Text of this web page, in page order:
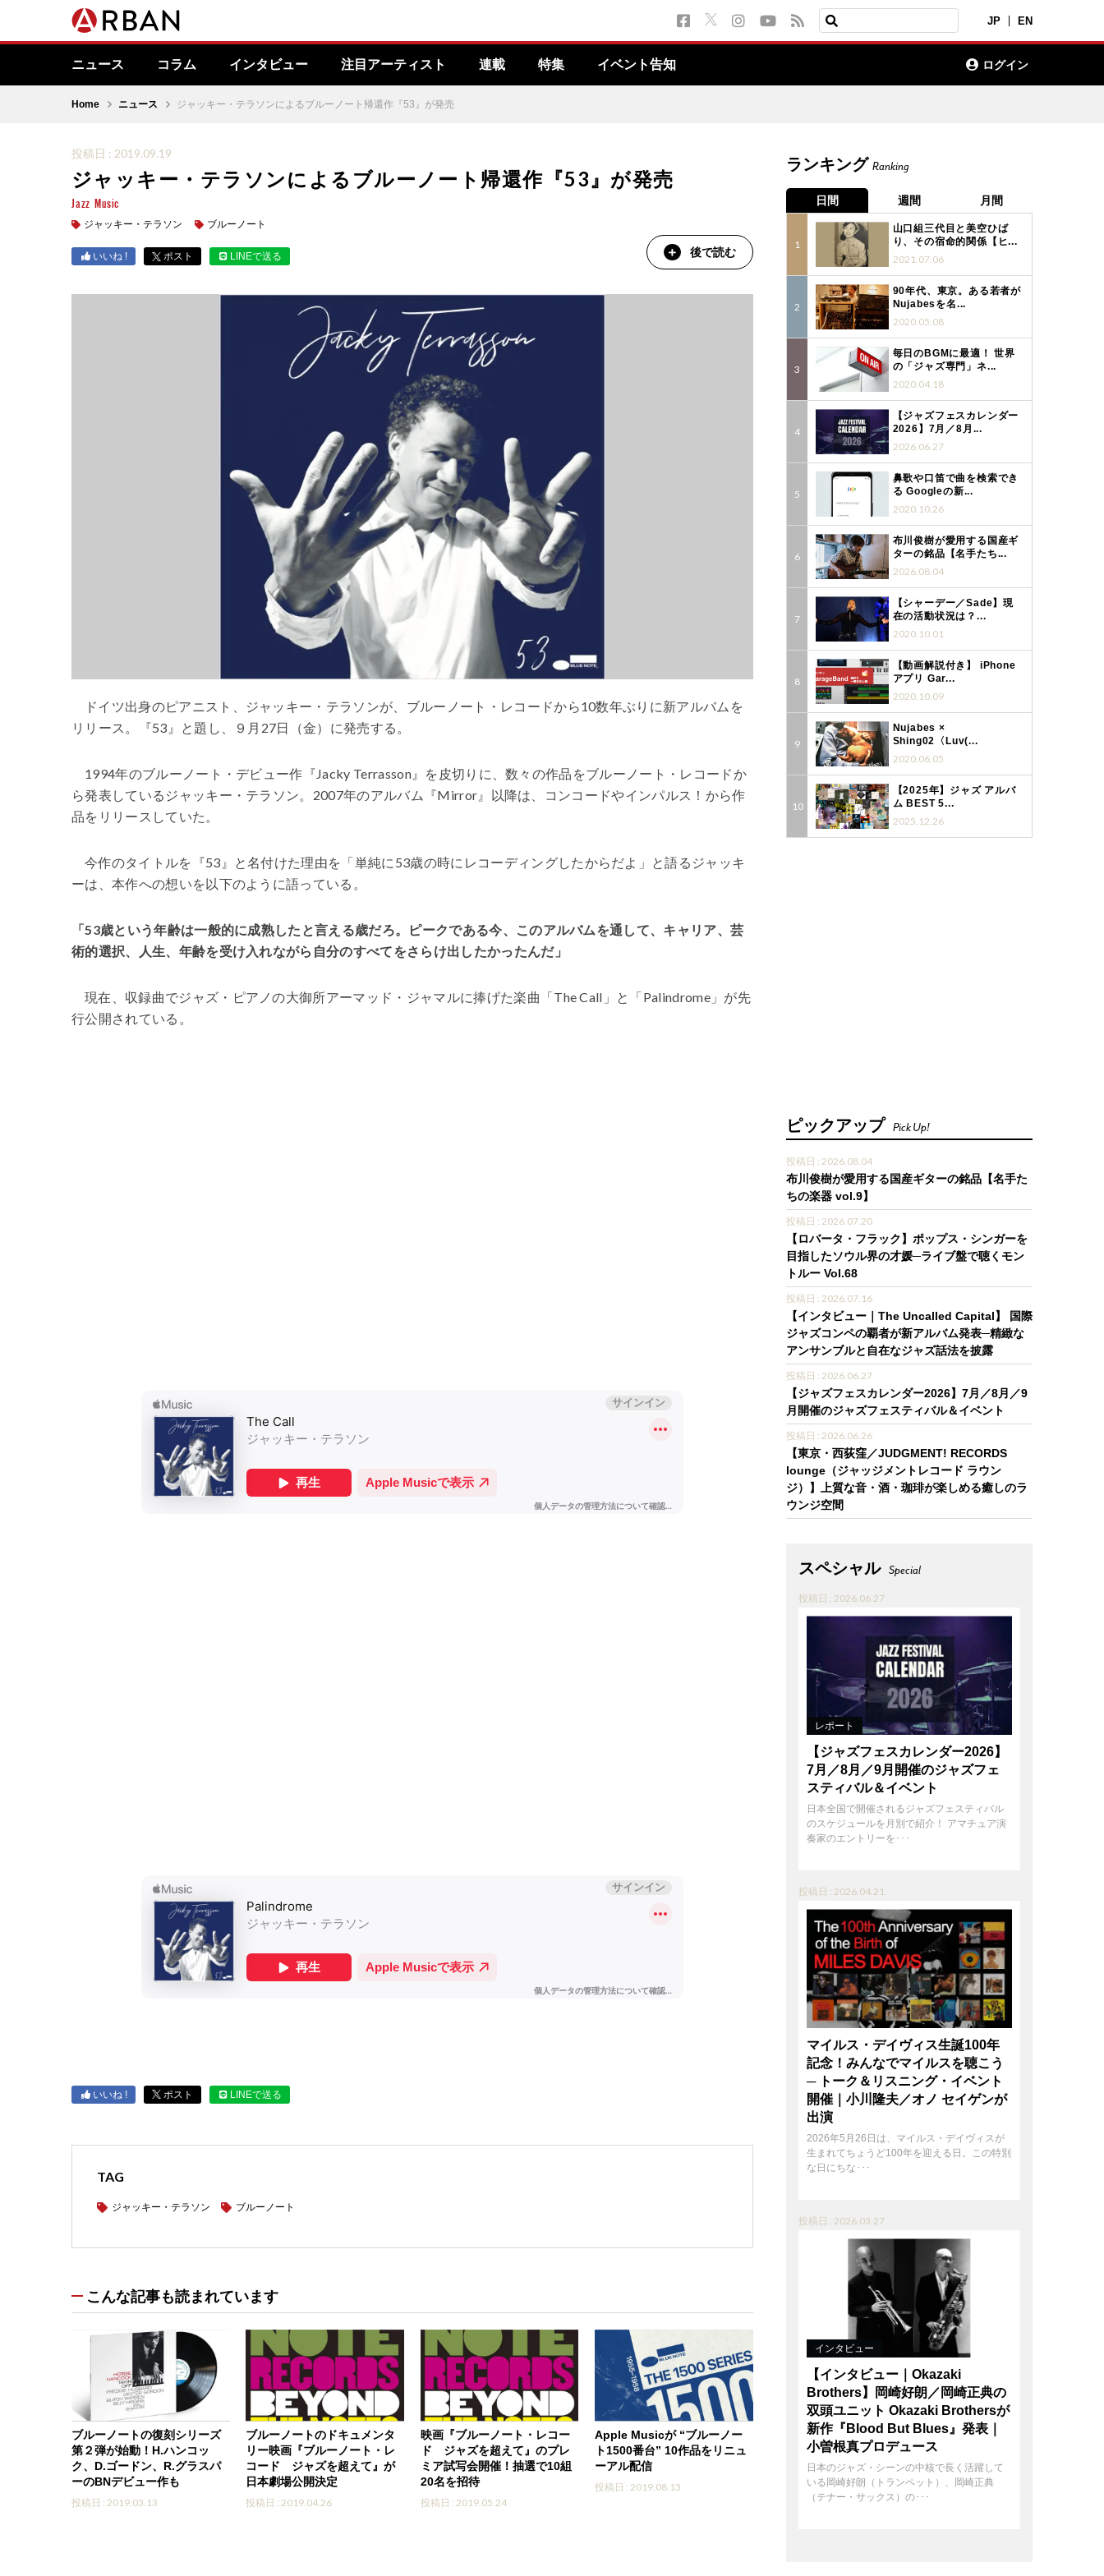
JP EN
ニュース コラム インタビュー 注目アーティスト 連載 特集 イベント告知 ログイン
Home ニュース ジャッキー・テラソンによるブルーノート帰還作『53』が発売
投稿日 : 2019.09.19
ジャッキー・テラソンによるブルーノート帰還作『53』が発売
Jazz Music
ジャッキー・テラソン ブルーノート
いいね ! ポスト LINEで送る 後で読む
ドイツ出身のピアニスト、ジャッキー・テラソンが、ブルーノート・レコードから10数年ぶりに新アルバムを
リリース。
『53 』と題し、９月 27日（金）に発売する。
1994年のブルーノート・デビュー作『Jacky Terrasson』を皮切りに、数々の作品をブルーノート・レコードか
ら発表しているジャッキー・テラソン。2007年のアルバム『Mirror』以降は、コンコードやインパルス！から作
品をリリースしていた。
今作のタイトルを『53 』と名付けた理由を「単純に 53歳の時にレコーディングしたからだよ」と語るジャッキ
ーは、本作への想いを以下のように語っている。
「53歳という年齢は一般的に成熟したと言える歳だろ。ピークである今、このアルバムを通して、キャリア、芸
術的選択、人生、年齢を受け入れながら自分のすべてをさらけ出したかったんだ」
現在、収録曲でジャズ・ピアノの大御所アーマッド・ジャマルに捧げた楽曲「The Call 」と「Palindrome」が先
行公開されている。
いいね ! ポスト LINEで送る
TAG
ジャッキー・テラソン ブルーノート
こんな記事も読まれています
ブルーノートの復刻シリーズ
第２弾が始動！H.ハンコッ
ク、D.ゴードン、R.グラスパ
ーのBNデビュー作も
投稿日 : 2019.03.13
ブルーノートのドキュメンタ
リー映画『ブルーノート・レ
コード ジャズを超えて』が
日本劇場公開決定
投稿日 : 2019.04.26
映画『ブルーノート・レコー
ド ジャズを超えて』のプレ
ミア試写会開催！抽選で10組
20名を招待
投稿日 : 2019.05.24
Apple Musicが “ブルーノー
ト1500番台” 10作品をリニュ
ーアル配信
投稿日 : 2019.08.13
ランキング Ranking
日間 週間 月間
山口組三代目と美空ひば
り、その宿命的関係【ヒ...
2021.07.06
90年代、東京。ある若者が
Nujabesを名...
2020.05.08
毎日のBGMに最適！ 世界
の「ジャズ専門」ネ...
2020.04.18
【ジャズフェスカレンダー
2026】7月／8月...
2026.06.27
鼻歌や口笛で曲を検索でき
る Googleの新...
2020.10.26
布川俊樹が愛用する国産ギ
ターの銘品【名手たち...
2026.08.04
【シャーデー／Sade】現
在の活動状況は？...
2020.10.01
【動画解説付き】 iPhone
アプリ Gar...
2020.10.09
Nujabes ×
Shing02〈Luv(...
2020.06.05
【2025年】ジャズ アルバ
ム BEST 5...
2025.12.26
ピックアップ Pick Up!
投稿日 : 2026.08.04
布川俊樹が愛用する国産ギターの銘品【名手た
ちの楽器 vol.9】
投稿日 : 2026.07.20
【ロバータ・フラック】ポップス・シンガーを
目指したソウル界の才媛─ライブ盤で聴くモン
トルー Vol.68
投稿日 : 2026.07.16
【インタビュー｜The Uncalled Capital】 国際
ジャズコンペの覇者が新アルバム発表─精緻な
アンサンブルと自在なジャズ話法を披露
投稿日 : 2026.06.27
【ジャズフェスカレンダー2026】7月／8月／9
月開催のジャズフェスティバル＆イベント
投稿日 : 2026.06.26
【東京・西荻窪／JUDGMENT! RECORDS
lounge（ジャッジメントレコード ラウン
ジ）】上質な音・酒・珈琲が楽しめる癒しのラ
ウンジ空間
スペシャル Special
投稿日 : 2026.06.27
レポート
【ジャズフェスカレンダー2026】
7月／8月／9月開催のジャズフェ
スティバル＆イベント
日本全国で開催されるジャズフェスティバル
のスケジュールを月別で紹介！ アマチュア演
奏家のエントリーを･･･
投稿日 : 2026.04.21
マイルス・デイヴィス生誕100年
記念！みんなでマイルスを聴こう
─ トーク＆リスニング・イベント
開催｜小川隆夫／オノ セイゲンが
出演
2026年5月26日は、マイルス・デイヴィスが
生まれてちょうど100年を迎える日。この特別
な日にちな･･･
投稿日 : 2026.03.27
インタビュー
【インタビュー｜Okazaki
Brothers】岡崎好朗／岡崎正典の
双頭ユニット Okazaki Brothersが
新作『Blood But Blues』発表｜
小曽根真プロデュース
日本のジャズ・シーンの中核で長く活躍して
いる岡崎好朗（トランペット）、岡崎正典
（テナー・サックス）の･･･